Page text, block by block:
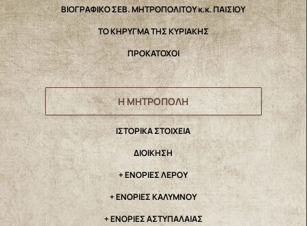
ΒΙΟΓΡΑΦΙΚΟ ΣΕΒ. ΜΗΤΡΟΠΟΛΙΤΟΥ κ.κ. ΠΑΙΣΙΟΥ
ΤΟ ΚΗΡΥΓΜΑ ΤΗΣ ΚΥΡΙΑΚΗΣ
ΠΡΟΚΑΤΟΧΟΙ
Η ΜΗΤΡΟΠΟΛΗ
IΣΤΟΡΙΚΑ ΣΤΟΙΧΕΙΑ
ΔΙΟΙΚΗΣΗ
+ ΕΝΟΡΙΕΣ ΛΕΡΟΥ
+ ΕΝΟΡΙΕΣ ΚΑΛΥΜΝΟΥ
+ ΕΝΟΡΙΕΣ ΑΣΤΥΠΑΛΑΙΑΣ